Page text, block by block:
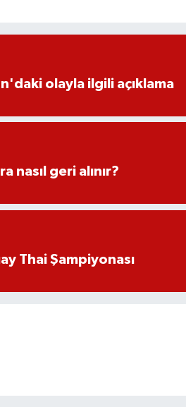
olayla ilgili açıklama
nasıl geri alınır?
Thai Şampiyonası